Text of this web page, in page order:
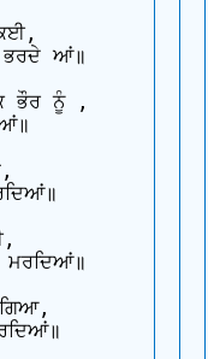
ਭਰਦੇ ਆਂ॥
ਭੌਰ ਨੂੰ ,